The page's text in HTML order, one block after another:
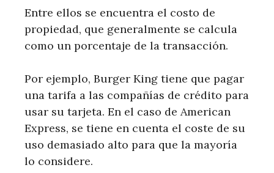
Entre ellos se encuentra el costo de
propiedad, que generalmente se calcula
como un porcentaje de la transacción.
Por ejemplo, Burger King tiene que pagar
una tarifa a las compañías de crédito para
usar su tarjeta. En el caso de American
Express, se tiene en cuenta el coste de su
uso demasiado alto para que la mayoría
lo considere.